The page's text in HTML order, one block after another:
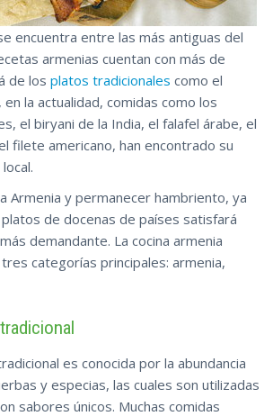
encuentra entre las más antiguas del
armenias cuentan con más de
de los platos tradicionales como el
la actualidad, comidas como los
el biryani de la India, el falafel árabe, el
filete americano, han encontrado su
Armenia y permanecer hambriento, ya
de docenas de países satisfará
demandante. La cocina armenia
categorías principales: armenia,
es conocida por la abundancia
y especias, las cuales son utilizadas
sabores únicos. Muchas comidas